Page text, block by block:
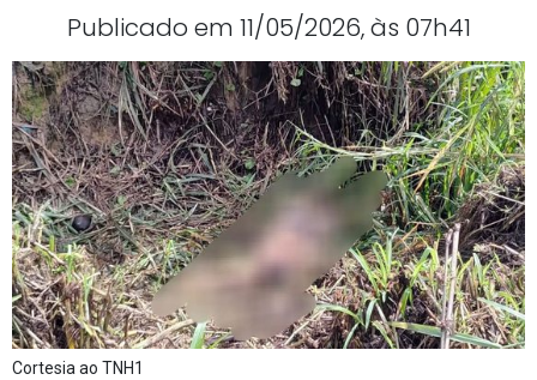
Publicado em 11/05/2026, às 07h41
Cortesia ao TNH1